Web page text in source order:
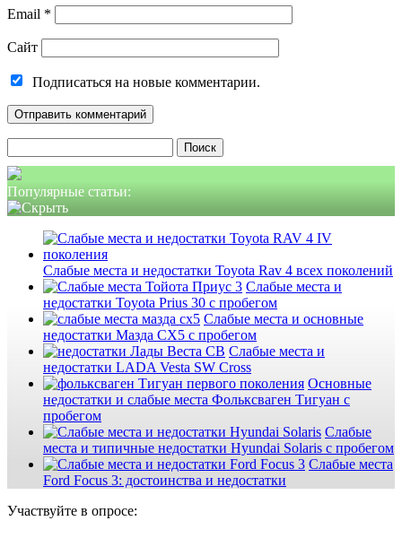
Email *
Сайт
Подписаться на новые комментарии.
Популярные статьи:
Слабые места и недостатки Toyota Rav 4 всех поколений
Слабые места и
недостатки Toyota Prius 30 с пробегом
Слабые места и основные
недостатки Мазда СХ5 с пробегом
Слабые места и
недостатки LADA Vesta SW Cross
Основные
недостатки и слабые места Фольксваген Тигуан с
пробегом
Слабые
места и типичные недостатки Hyundai Solaris с пробегом
Слабые места
Ford Focus 3: достоинства и недостатки
Участвуйте в опросе: